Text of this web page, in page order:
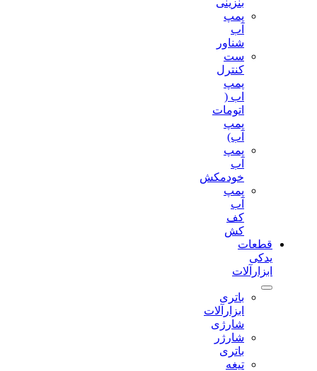
بنزینی
پمپ
شناور
ست
کنترل
اتومات
پمپ
خودمکش
پمپ
قطعات
ابزارآلات
باتری
ابزارآلات
شارژی
شارژر
تیغه